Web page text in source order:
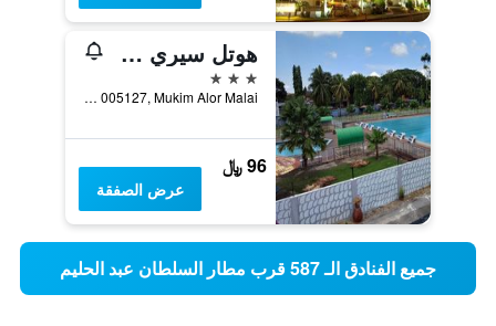
هوتل سيري ماليزيا ألور سيتار
3 نجوم
Lot 005127, Mukim Alor Malai, الور سيتار, ماليزيا
96 ﷼
عرض الصفقة
جميع الفنادق الـ 587 قرب مطار السلطان عبد الحليم